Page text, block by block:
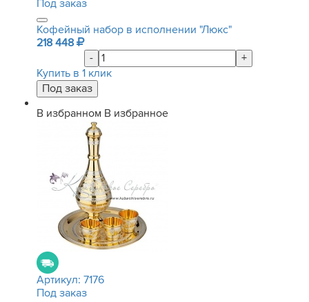
Под заказ
Кофейный набор в исполнении "Люкс"
218 448
-
+
Купить в 1 клик
В избранном В избранное
Артикул: 7176
Под заказ